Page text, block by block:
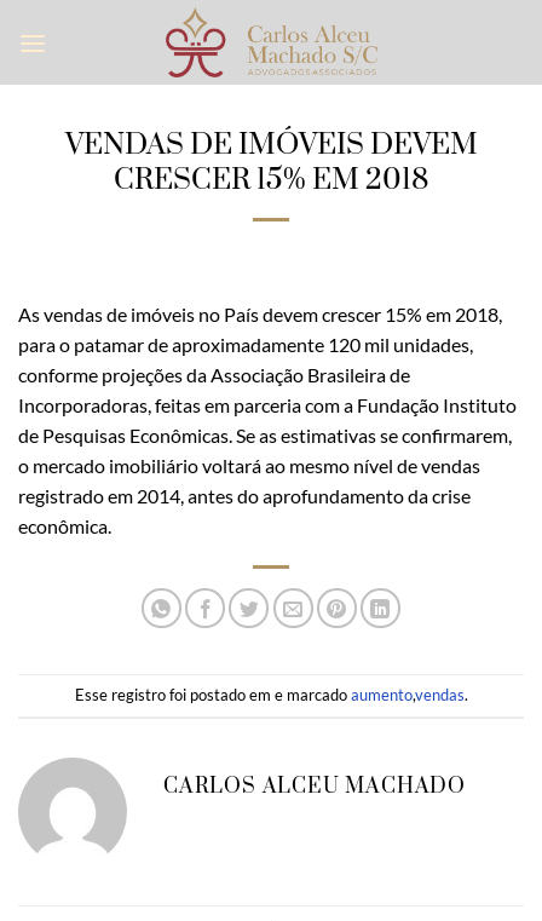
VENDAS DE IMÓVEIS DEVEM
CRESCER 15% EM 2018
As vendas de imóveis no País devem crescer 15% em 2018,
para o patamar de aproximadamente 120 mil unidades,
conforme projeções da Associação Brasileira de
Incorporadoras, feitas em parceria com a Fundação Instituto
de Pesquisas Econômicas. Se as estimativas se confirmarem,
o mercado imobiliário voltará ao mesmo nível de vendas
registrado em 2014, antes do aprofundamento da crise
econômica.
Esse registro foi postado em e marcadoaumento,vendas.
CARLOS ALCEU MACHADO